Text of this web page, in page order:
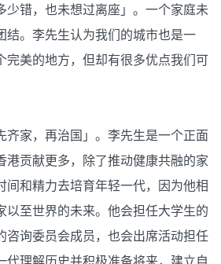
少错，也未想过离座」。一个家庭未
结。李先生认为我们的城市也是一
完美的地方，但却有很多优点我们可
齐家，再治国」。李先生是一个正面
港贡献更多，除了推动健康共融的家
间和精力去培育年轻一代，因为他相
以至世界的未来。他会担任大学生的
咨询委员会成员，也会出席活动担任